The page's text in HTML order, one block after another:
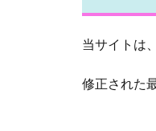
当サイトは
修正された